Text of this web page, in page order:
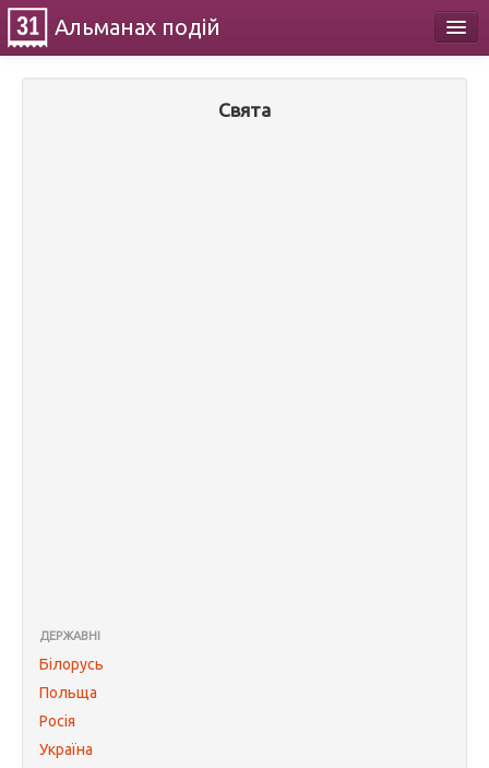
Альманах подій
Свята
ДЕРЖАВНІ
Білорусь
Польща
Росія
Україна